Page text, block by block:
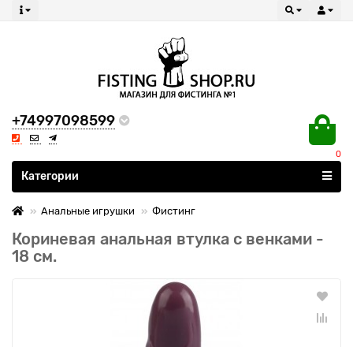
+74997098599
0
Все категории
Категории
Анальные игрушки Фистинг
Кориневая анальная втулка с венками -
18 см.